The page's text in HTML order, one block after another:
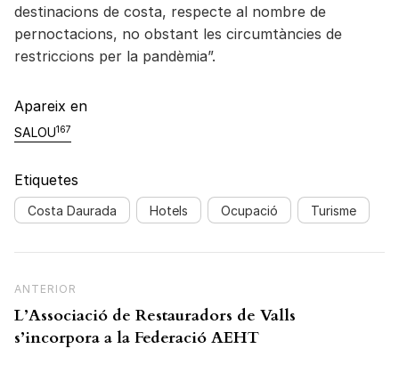
destinacions de costa, respecte al nombre de
pernoctacions, no obstant les circumtàncies de
restriccions per la pandèmia”.
Apareix en
SALOU167
Etiquetes
Costa Daurada Hotels Ocupació Turisme
Previous Post
ANTERIOR
L’Associació de Restauradors de Valls
s’incorpora a la Federació AEHT